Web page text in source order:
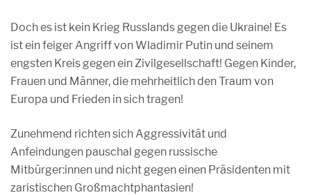
Doch es ist kein Krieg Russlands gegen die Ukraine! Es
ist ein feiger Angriff von Wladimir Putin und seinem
engsten Kreis gegen ein Zivilgesellschaft! Gegen Kinder,
Frauen und Männer, die mehrheitlich den Traum von
Europa und Frieden in sich tragen!
Zunehmend richten sich Aggressivität und
Anfeindungen pauschal gegen russische
Mitbürger:innen und nicht gegen einen Präsidenten mit
zaristischen Großmachtphantasien!